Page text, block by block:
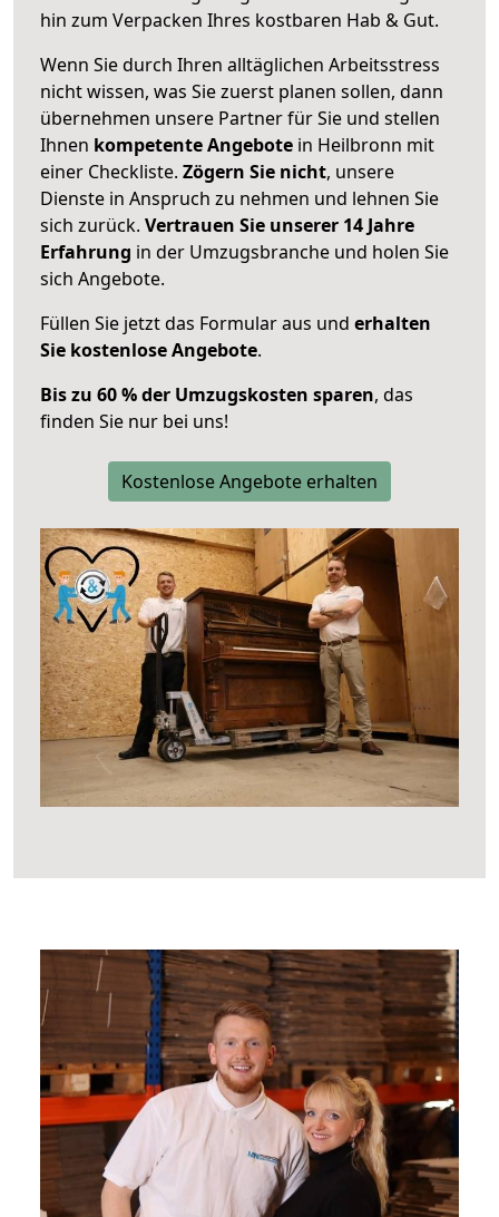
hin zum Verpacken Ihres kostbaren Hab & Gut.
Wenn Sie durch Ihren alltäglichen Arbeitsstress
nicht wissen, was Sie zuerst planen sollen, dann
übernehmen unsere Partner für Sie und stellen
Ihnen kompetente Angebote in Heilbronn mit
einer Checkliste. Zögern Sie nicht, unsere
Dienste in Anspruch zu nehmen und lehnen Sie
sich zurück. Vertrauen Sie unserer 14 Jahre
Erfahrung in der Umzugsbranche und holen Sie
sich Angebote.
Füllen Sie jetzt das Formular aus und erhalten
Sie kostenlose Angebote.
Bis zu 60 % der Umzugskosten sparen, das
finden Sie nur bei uns!
Kostenlose Angebote erhalten